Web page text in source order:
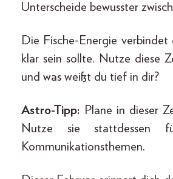
Unterscheide bewusster
Die Fische-Energie
klar sein sollte. Nutze diese
und was weißt du tief in dir?
Astro-Tipp: Plane in dieser
Nutze sie stattdessen
Kommunikationsthemen.